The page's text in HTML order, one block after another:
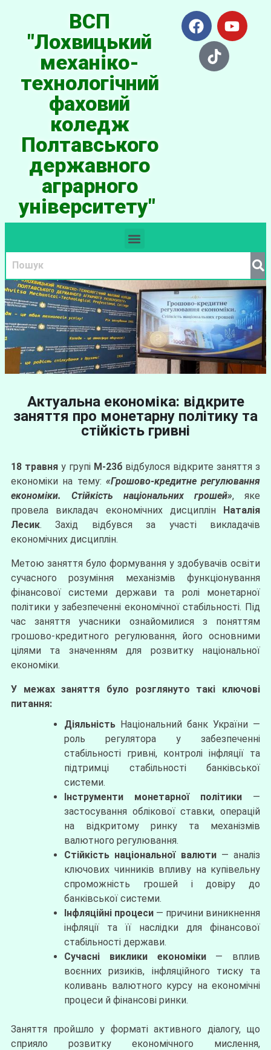
ВСП
"Лохвицький
механіко-
технологічний
фаховий
коледж
Полтавського
державного
аграрного
університету"
Актуальна економіка: відкрите
заняття про монетарну політику та
стійкість гривні
18 травняу групі М-23б відбулося відкрите заняття з
економіки на тему: «Грошово-кредитне регулювання
економіки. Стійкість національних грошей», яке
провела викладач економічних дисциплін Наталія
Лесик. Захід відбувся за участі викладачів
економічних дисциплін.
Метою заняття було формування у здобувачів освіти
сучасного розуміння механізмів функціонування
фінансової системи держави та ролі монетарної
політики у забезпеченні економічної стабільності. Під
час заняття учасники ознайомилися з поняттям
грошово-кредитного регулювання, його основними
цілями та значенням для розвитку національної
економіки.
У межах заняття було розглянуто такі ключові
питання:
Діяльність Національний банк України —
роль регулятора у забезпеченні
стабільності гривні, контролі інфляції та
підтримці стабільності банківської
системи.
Інструменти монетарної політики —
застосування облікової ставки, операцій
на відкритому ринку та механізмів
валютного регулювання.
Стійкість національної валюти— аналіз
ключових чинників впливу на купівельну
спроможність грошей і довіру до
банківської системи.
Інфляційні процеси — причини виникнення
інфляції та її наслідки для фінансової
стабільності держави.
Сучасні виклики економіки— вплив
воєнних ризиків, інфляційного тиску та
коливань валютного курсу на економічні
процеси й фінансові ринки.
Заняття пройшло у форматі активного діалогу, що
сприяло розвитку економічного мислення,